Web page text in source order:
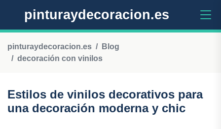
pinturaydecoracion.es
pinturaydecoracion.es
Blog
decoración con vinilos
Estilos de vinilos decorativos para
una decoración moderna y chic